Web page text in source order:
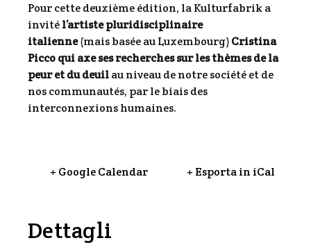
Pour cette deuxième édition, la Kulturfabrik a
invitél’artiste pluridisciplinaire
italienne(mais basée au Luxembourg)Cristina
Picco quiaxe ses recherches sur les thèmes de la
peur et du deuilau niveau de notre société et de
nos communautés, par le biais des
interconnexions humaines.
+ Google Calendar + Esporta in iCal
Dettagli